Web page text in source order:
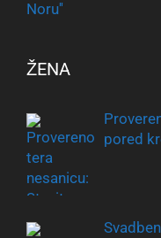
ŽENA
pored